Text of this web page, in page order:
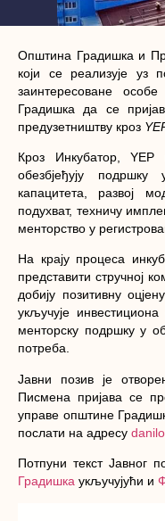
Општина Градишка и
који се реализује уз
заинтересоване
Градишка да се
предузетништву кроз
Кроз Инкубатор,
обезбјеђују
капацитета, развој
подухват, техничу
менторство у
На крају процеса
представити стручној
добију позитивну
укључује
менторску подршку у
потреба.
Јавни позив је
Писмена пријава се
управе општине
послати на адресу
Потпуни текст Јавног
Градишка укључујући и